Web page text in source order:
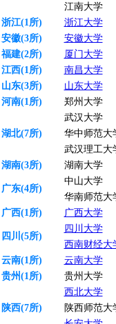
江南大学
浙江(1所)
浙江大学
安徽(3所)
安徽大学
福建(2所)
厦门大学
江西(1所)
南昌大学
山东(3所)
山东大学
河南(1所)
郑州大学
湖北(7所)
武汉大学
华中师范大
武汉理工大
湖南(3所)
湖南大学
广东(4所)
中山大学
华南师范大
广西(1所)
广西大学
四川(5所)
四川大学
西南财经大
云南(1所)
云南大学
贵州(1所)
贵州大学
陕西(7所)
西北大学
陕西师范大